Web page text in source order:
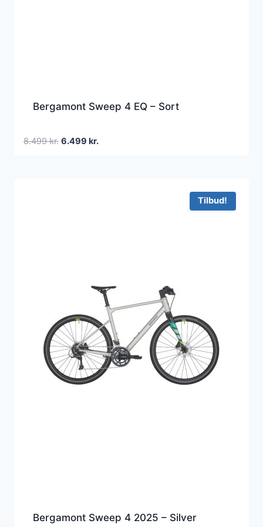
Bergamont Sweep 4 EQ – Sort
8.499kr. Den
6.499 kr.Den
Tilbud!
Bergamont Sweep 4 2025 – Silver